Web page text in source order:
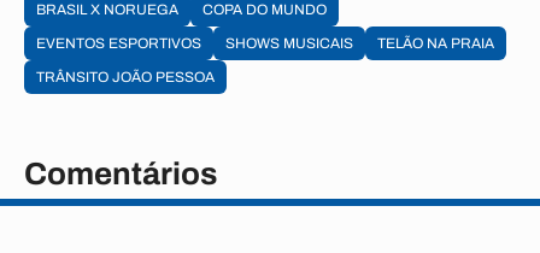
BRASIL X NORUEGA
COPA DO MUNDO
EVENTOS ESPORTIVOS
SHOWS MUSICAIS
TELÃO NA PRAIA
TRÂNSITO JOÃO PESSOA
Comentários